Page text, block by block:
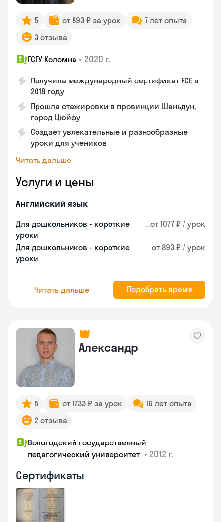
5 от 893 ₽ за урок
7 лет опыта
3 отзыва
ГСГУ Коломна • 2020 г.
Получила международный сертификат FCE в
2018 году
Прошла стажировки в провинции Шаньдун,
город Цюйфу
Создает увлекательные и разнообразные
уроки для учеников
Читать дальше
Услуги и цены
Английский язык
Для дошкольников - короткие
уроки
от 1077 ₽ / урок
Для дошкольников - короткие
уроки
от 893 ₽ / урок
Читать дальше Подобрать время
Александр
5 от 1733 ₽ за урок
16 лет опыта
2 отзыва
Вологодский государственный
педагогический университет • 2012 г.
Сертификаты